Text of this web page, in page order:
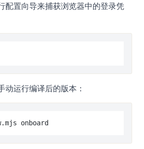
配置向导来捕获浏览器中的登录凭
动运行编译后的版本：